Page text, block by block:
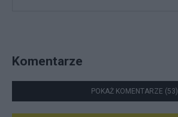
Komentarze
POKAŻ KOMENTARZE (53)